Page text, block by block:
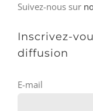
Suivez-nous sur
Inscrivez-
diffusion
E-mail